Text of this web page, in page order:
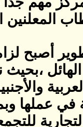
أصبح
في عملها